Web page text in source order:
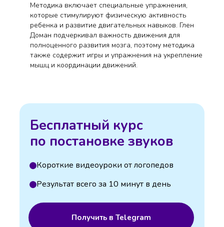
Методика включает специальные упражнения,
которые стимулируют физическую активность
ребенка и развитие двигательных навыков. Глен
Доман подчеркивал важность движения для
полноценного развития мозга, поэтому методика
также содержит игры и упражнения на укрепление
мышц и координации движений.
Бесплатный курс
по постановке звуков
Получить в Telegram
Результат всего за 10 минут в день
Короткие видеоуроки от логопедов